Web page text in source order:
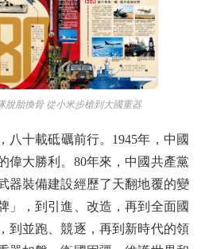
胎換骨 從小米步槍到大國重器
十載砥礪前行。1945年，中國
偉大勝利。80年來，中國共產黨
器裝備建設經歷了天翻地覆的變
」，到引進、改造，再到全面國
到並跑、競逐，再到新時代的領